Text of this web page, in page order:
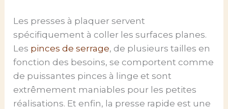
Les presses à plaquer servent
spécifiquement à coller les surfaces planes.
Les pinces de serrage, de plusieurs tailles en
fonction des besoins, se comportent comme
de puissantes pinces à linge et sont
extrêmement maniables pour les petites
réalisations. Et enfin, la presse rapide est une